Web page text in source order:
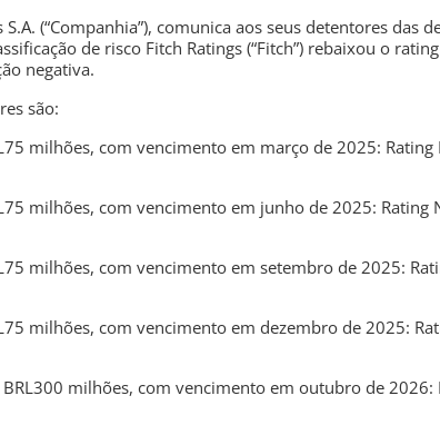
(“Companhia”), comunica aos seus detentores das
de risco Fitch Ratings (“Fitch”) rebaixou o
negativa.
são:
milhões, com vencimento em março de 2025:
milhões, com vencimento em junho de 2025: Rating
milhões, com vencimento em setembro de 2025:
milhões, com vencimento em dezembro de 2025:
milhões, com vencimento em outubro de